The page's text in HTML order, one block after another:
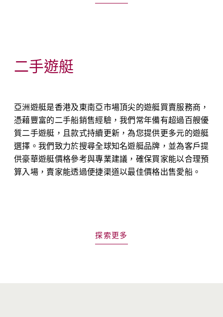
二手遊艇
亞洲遊艇是香港及東南亞市場頂尖的遊艇買賣服務商，
憑藉豐富的二手船銷售經驗，我們常年備有超過百艘優
質二手遊艇，且款式持續更新，為您提供更多元的遊艇
選擇。我們致力於搜尋全球知名遊艇品牌，並為客戶提
供豪華遊艇價格參考與專業建議，確保買家能以合理預
算入場，賣家能透過便捷渠道以最佳價格出售愛船。
探索更多